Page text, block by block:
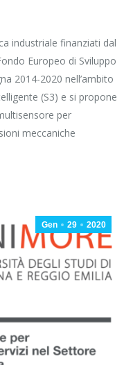
industriale finanziati dal
Europeo di Sviluppo
2014-2020 nell’ambito
(S3) e si propone
per
meccaniche
Gen 29 2020